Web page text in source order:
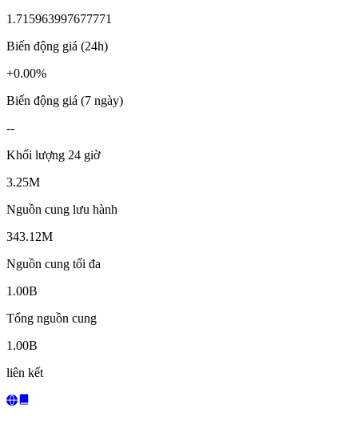
1.715963997677771
Biến động giá (24h)
+0.00%
Biến động giá (7 ngày)
--
Khối lượng 24 giờ
3.25M
Nguồn cung lưu hành
343.12M
Nguồn cung tối đa
1.00B
Tổng nguồn cung
1.00B
liên kết